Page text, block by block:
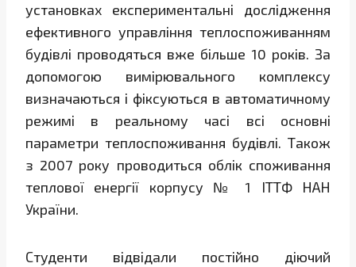
установках експериментальні дослідження
ефективного управління теплоспоживанням
будівлі проводяться вже більше 10 років. За
допомогою вимірювального комплексу
визначаються і фіксуються в автоматичному
режимі в реальному часі всі основні
параметри теплоспоживання будівлі. Також
з 2007 року проводиться облік споживання
теплової енергії корпусу № 1 ІТТФ НАН
України.
Студенти відвідали постійно діючий